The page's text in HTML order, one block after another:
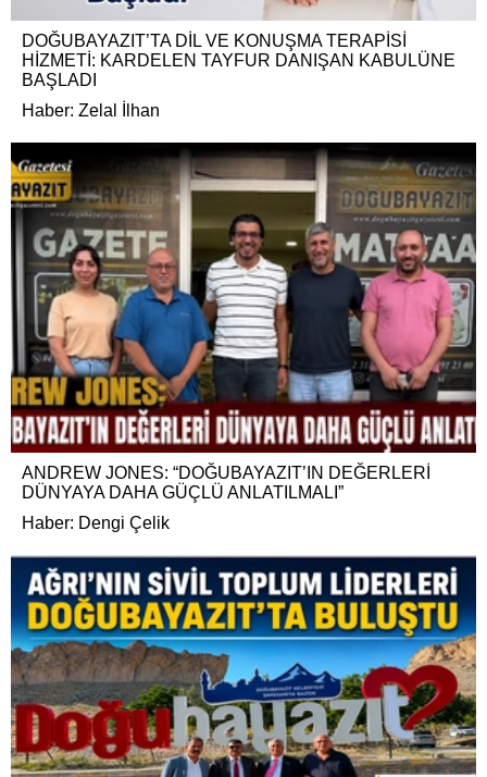
DOĞUBAYAZIT’TA DİL VE KONUŞMA TERAPİSİ
HİZMETİ: KARDELEN TAYFUR DANIŞAN KABULÜNE
BAŞLADI
Haber: Zelal İlhan
ANDREW JONES: “DOĞUBAYAZIT’IN DEĞERLERİ
DÜNYAYA DAHA GÜÇLÜ ANLATILMALI”
Haber: Dengi Çelik